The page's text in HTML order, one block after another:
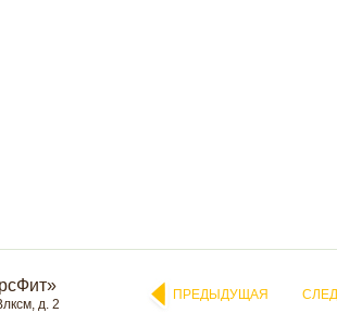
д. 2
ПРЕДЫДУЩАЯ